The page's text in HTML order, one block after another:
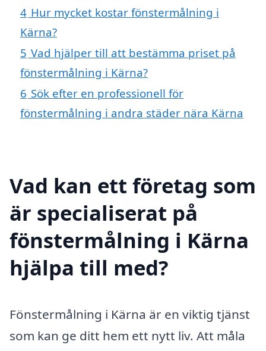
4 Hur mycket kostar fönstermålning i
Kärna?
5 Vad hjälper till att bestämma priset på
fönstermålning i Kärna?
6 Sök efter en professionell för
fönstermålning i andra städer nära Kärna
Vad kan ett företag som
är specialiserat på
fönstermålning i Kärna
hjälpa till med?
Fönstermålning i Kärna är en viktig tjänst
som kan ge ditt hem ett nytt liv. Att måla